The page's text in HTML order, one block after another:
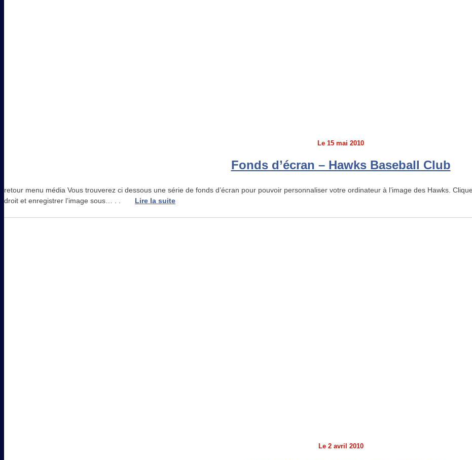
Le 15 mai 2010
Fonds d’écran – Hawks Baseball Club
retour menu média Vous trouverez ci dessous une série de fonds d’écran pour pouvoir personnaliser votre ordinateur à l’image des Hawks.
droit et enregistrer l’image sous… . . Lire la suite
Le 2 avril 2010